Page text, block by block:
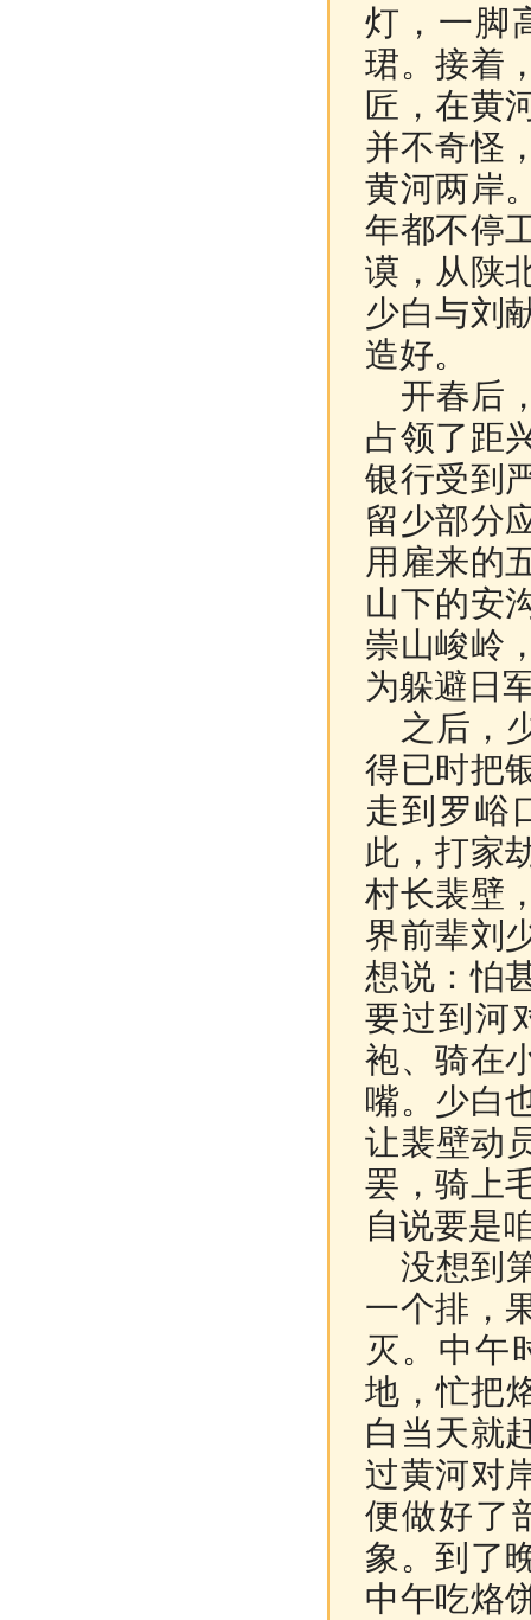
灯，一脚
珺。接着
匠，在黄
并不奇怪
黄河两岸
年都不停
谟，从陕
少白与刘
造好。
开春后
占领了距
银行受到
留少部分
用雇来的
山下的安
崇山峻岭
为躲避日
之后，
得已时把
走到罗峪
此，打家
村长裴壁
界前辈刘
想说：怕
要过到河
袍、骑在
嘴。少白
让裴壁动
罢，骑上
自说要是
没想到
一个排，
灭。中午
地，忙把
白当天就
过黄河对
便做好了
象。到了
中午吃烙